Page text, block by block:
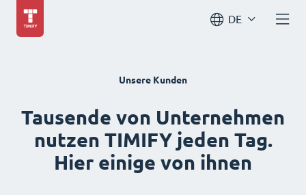
DE
Unsere Kunden
Tausende von Unternehmen
nutzen TIMIFY jeden Tag.
Hier einige von ihnen